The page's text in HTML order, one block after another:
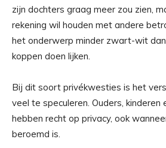
zijn dochters graag meer zou zien,
rekening wil houden met andere
het onderwerp minder zwart-wit
koppen doen lijken.
Bij dit soort privékwesties is het
veel te speculeren. Ouders, kinderen
hebben recht op privacy, ook
beroemd is.